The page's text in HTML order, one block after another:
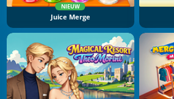
NIEUW
Juice Merge